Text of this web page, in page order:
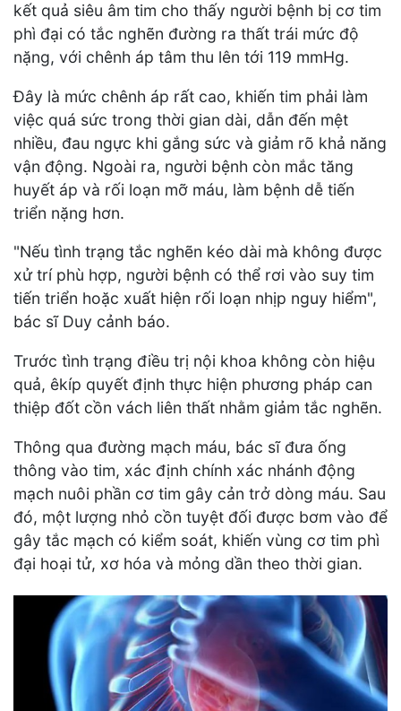
kết quả siêu âm tim cho thấy người bệnh bị cơ tim
phì đại có tắc nghẽn đường ra thất trái mức độ
nặng, với chênh áp tâm thu lên tới 119 mmHg.
Đây là mức chênh áp rất cao, khiến tim phải làm
việc quá sức trong thời gian dài, dẫn đến mệt
nhiều, đau ngực khi gắng sức và giảm rõ khả năng
vận động. Ngoài ra, người bệnh còn mắc tăng
huyết áp và rối loạn mỡ máu, làm bệnh dễ tiến
triển nặng hơn.
"Nếu tình trạng tắc nghẽn kéo dài mà không được
xử trí phù hợp, người bệnh có thể rơi vào suy tim
tiến triển hoặc xuất hiện rối loạn nhịp nguy hiểm",
bác sĩ Duy cảnh báo.
Trước tình trạng điều trị nội khoa không còn hiệu
quả, êkíp quyết định thực hiện phương pháp can
thiệp đốt cồn vách liên thất nhằm giảm tắc nghẽn.
Thông qua đường mạch máu, bác sĩ đưa ống
thông vào tim, xác định chính xác nhánh động
mạch nuôi phần cơ tim gây cản trở dòng máu. Sau
đó, một lượng nhỏ cồn tuyệt đối được bơm vào để
gây tắc mạch có kiểm soát, khiến vùng cơ tim phì
đại hoại tử, xơ hóa và mỏng dần theo thời gian.